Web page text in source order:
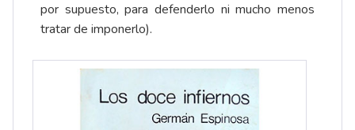
por supuesto, para defenderlo ni mucho menos
tratar de imponerlo).